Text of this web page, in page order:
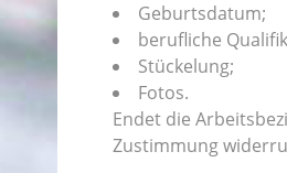
Geburtsdatum;
berufliche
Stückelung;
Fotos.
Endet die
Zustimmung